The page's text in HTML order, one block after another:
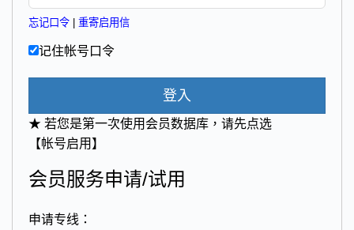
忘记口令 重寄启用信
记住帐号口令
登入
★ 若您是第一次使用会员数据库，请先点选
【帐号启用】
会员服务申请/试用
申请专线：